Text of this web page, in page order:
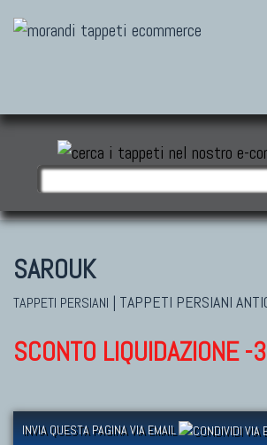
SAROUK
TAPPETI PERSIANI | TAPPETI PERSIANI
SCONTO LIQUIDAZIONE -
INVIA QUESTA PAGINA VIA EMAIL